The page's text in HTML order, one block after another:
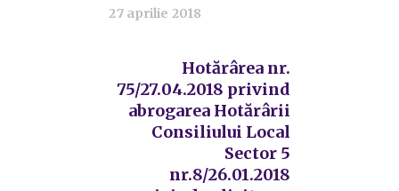
27 aprilie 2018
Hotărârea nr.
75/27.04.2018 privind
abrogarea Hotărârii
Consiliului Local
Sector 5
nr.8/26.01.2018